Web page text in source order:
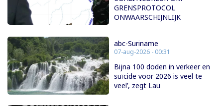
GRENSPROTOCOL
ONWAARSCHIJNLIJK
abc-Suriname
07-aug-2026 - 00:31
Bijna 100 doden in verkeer en
suïcide voor 2026 is veel te
veel’, zegt Lau